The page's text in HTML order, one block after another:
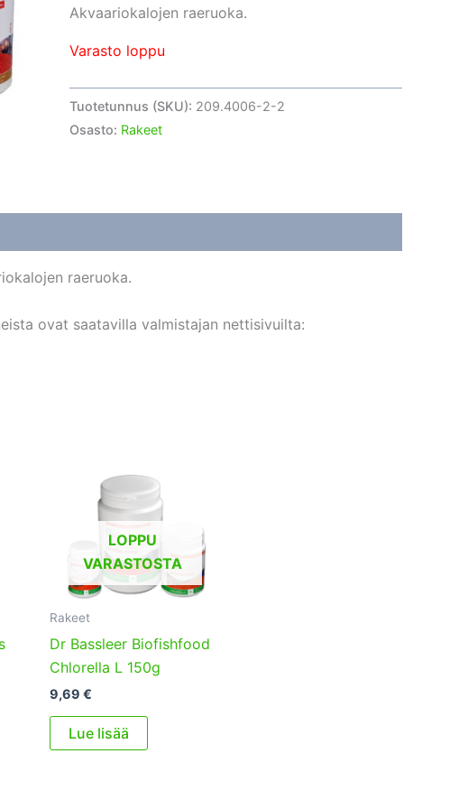
Akvaariokalojen raeruoka.
Varasto loppu
Tuotetunnus (SKU): 209.4006-2-2
Osasto: Rakeet
raeruoka.
ovat saatavilla valmistajan nettisivuilta:
LOPPU
VARASTOSTA
Rakeet
Dr Bassleer Biofishfood
Chlorella L 150g
9,69 €
Lue lisää